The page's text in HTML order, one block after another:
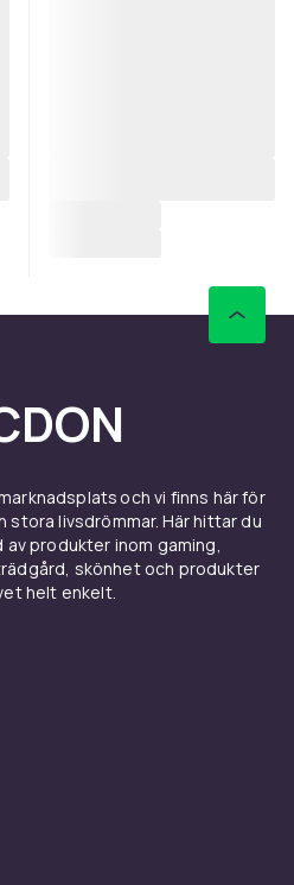
och vi finns här för
stora livsdrömmar. Här hittar du
produkter inom gaming,
skönhet och produkter
helt enkelt.